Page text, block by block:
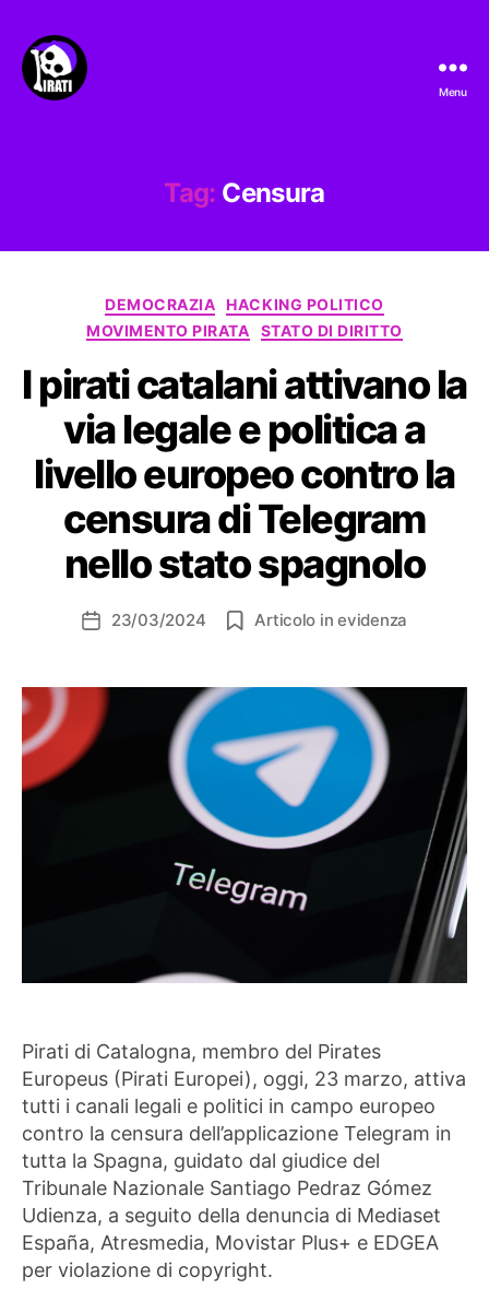
Menu
Tag: Censura
Categorie
DEMOCRAZIA
HACKING POLITICO
MOVIMENTO PIRATA
STATO DI DIRITTO
I pirati catalani attivano la
via legale e politica a
livello europeo contro la
censura di Telegram
nello stato spagnolo
Data23/03/2024 Articolo in evidenza
Pirati di Catalogna, membro del Pirates
Europeus (Pirati Europei), oggi, 23 marzo, attiva
tutti i canali legali e politici in campo europeo
contro la censura dell’applicazione Telegram in
tutta la Spagna, guidato dal giudice del
Tribunale Nazionale Santiago Pedraz Gómez
Udienza, a seguito della denuncia di Mediaset
España, Atresmedia, Movistar Plus+ e EDGEA
per violazione di copyright.